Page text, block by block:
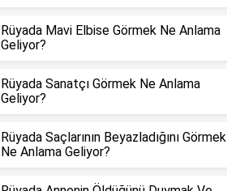
Rüyada Mavi Elbise Görmek Ne Anlama
Geliyor?
Rüyada Sanatçı Görmek Ne Anlama
Geliyor?
Rüyada Saçlarının Beyazladığını Görmek
Ne Anlama Geliyor?